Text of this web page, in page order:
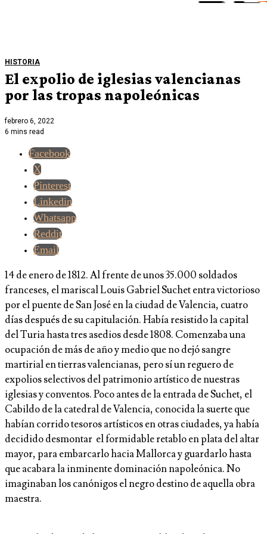
HISTORIA
El expolio de iglesias valencianas
por las tropas napoleónicas
febrero 6, 2022
6 mins read
Facebook
X
Pinterest
Linkedin
Whatsapp
Reddit
Email
14 de enero de 1812. Al frente de unos 35.000 soldados
franceses, el mariscal Louis Gabriel Suchet entra victorioso
por el puente de San José en la ciudad de Valencia, cuatro
días después de su capitulación. Había resistido la capital
del Turia hasta tres asedios desde 1808. Comenzaba una
ocupación de más de año y medio que no dejó sangre
martirial en tierras valencianas, pero sí un reguero de
expolios selectivos del patrimonio artístico de nuestras
iglesias y conventos. Poco antes de la entrada de Suchet, el
Cabildo de la catedral de Valencia, conocida la suerte que
habían corrido tesoros artísticos en otras ciudades, ya había
decidido desmontar el formidable retablo en plata del altar
mayor, para embarcarlo hacia Mallorca y guardarlo hasta
que acabara la inminente dominación napoleónica. No
imaginaban los canónigos el negro destino de aquella obra
maestra.